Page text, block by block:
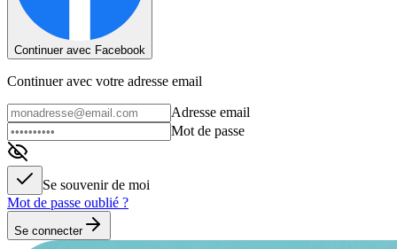
Continuer avec Facebook
Continuer avec votre adresse email
Adresse email
Mot de passe
Se souvenir de moi
Mot de passe oublié ?
Se connecter